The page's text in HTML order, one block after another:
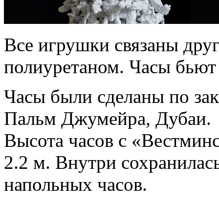
Все игрушки связаны
полиуретаном. Часы
Часы были сделаны по
Пальм Джумейра, Дубаи.
Высота часов с
2.2 м. Внутри
напольных часов.